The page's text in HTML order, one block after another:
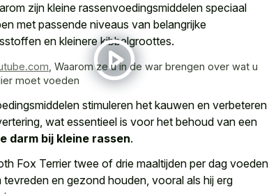
zijn kleine rassenvoedingsmiddelen speciaal
metpassende niveaus van belangrijke
en kleinere kibbelgroottes.
Waarom ze u in de war brengen over wat u
moet voeden
stimuleren het kauwen en verbeteren
wat essentieel is voor het behoud van een
darm bij kleine rassen.
Fox Terrier twee of drie maaltijden per dag voeden
tevreden en gezond houden, vooral als hij erg